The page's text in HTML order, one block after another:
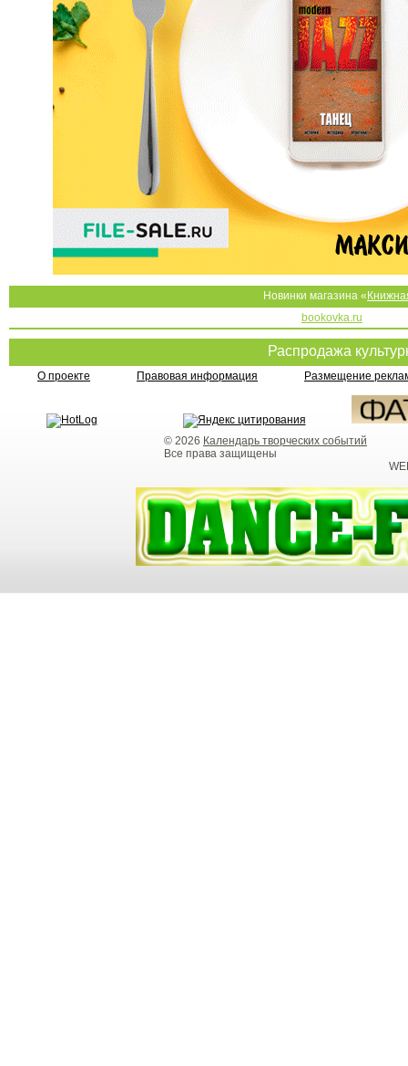
Новинки магазина «
bookovka.ru
Распродажа
О проекте Правовая информация Размещение
© 2026 Календарь творческих событий
Все права защищены